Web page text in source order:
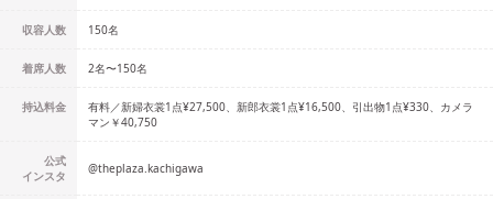
収容人数 150名
着席人数 2名〜150名
持込料金
有料／新婦衣裳1点¥27,500、新郎衣裳1点¥16,500、引出物1点¥330、カメラ
マン￥40,750
公式
インスタ
@theplaza.kachigawa